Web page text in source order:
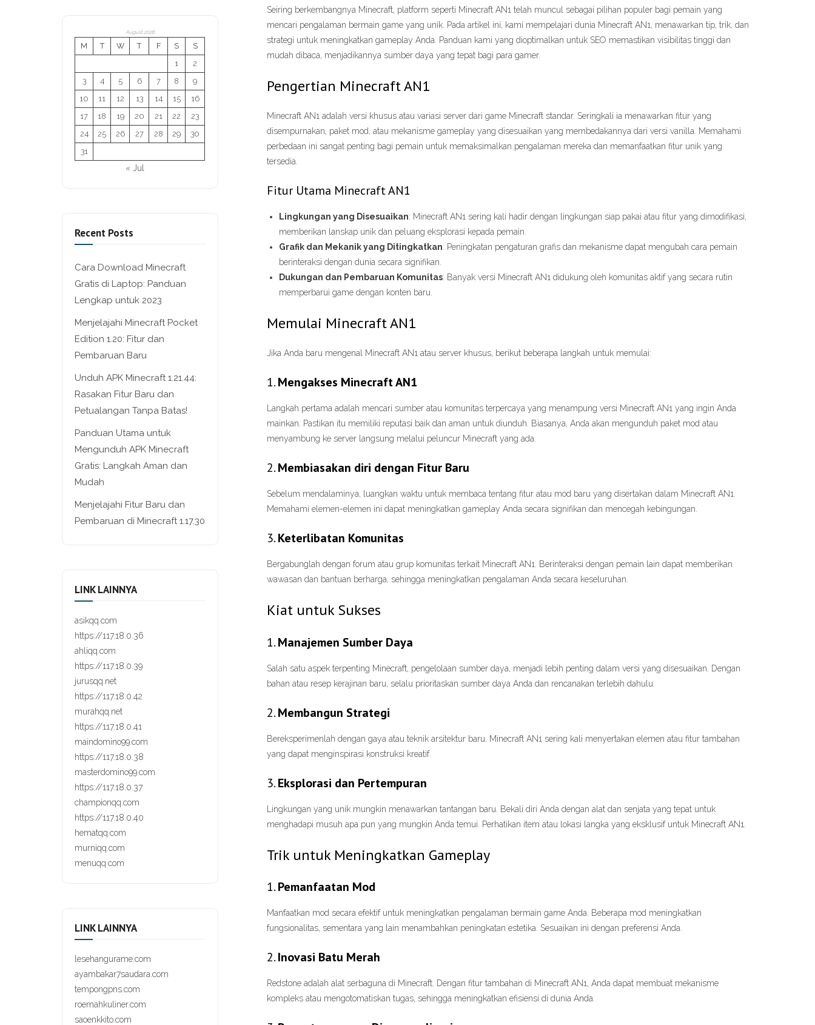
Seiring berkembangnya Minecraft, platform seperti Minecraft AN1 telah muncul sebagai pilihan populer bagi pemain yang
mencari pengalaman bermain game yang unik. Pada artikel ini, kami mempelajari dunia Minecraft AN1, menawarkan tip, trik, dan
strategi untuk meningkatkan gameplay Anda. Panduan kami yang dioptimalkan untuk SEO memastikan visibilitas tinggi dan
mudah dibaca, menjadikannya sumber daya yang tepat bagi para gamer.
Pengertian Minecraft AN1
Minecraft AN1 adalah versi khusus atau variasi server dari game Minecraft standar. Seringkali ia menawarkan fitur yang
disempurnakan, paket mod, atau mekanisme gameplay yang disesuaikan yang membedakannya dari versi vanilla. Memahami
perbedaan ini sangat penting bagi pemain untuk memaksimalkan pengalaman mereka dan memanfaatkan fitur unik yang
tersedia.
Fitur Utama Minecraft AN1
Lingkungan yang Disesuaikan: Minecraft AN1 sering kali hadir dengan lingkungan siap pakai atau fitur yang dimodifikasi,
memberikan lanskap unik dan peluang eksplorasi kepada pemain.
Grafik dan Mekanik yang Ditingkatkan: Peningkatan pengaturan grafis dan mekanisme dapat mengubah cara pemain
berinteraksi dengan dunia secara signifikan.
Dukungan dan Pembaruan Komunitas: Banyak versi Minecraft AN1 didukung oleh komunitas aktif yang secara rutin
memperbarui game dengan konten baru.
Memulai Minecraft AN1
Jika Anda baru mengenal Minecraft AN1 atau server khusus, berikut beberapa langkah untuk memulai:
1.Mengakses Minecraft AN1
Langkah pertama adalah mencari sumber atau komunitas terpercaya yang menampung versi Minecraft AN1 yang ingin Anda
mainkan. Pastikan itu memiliki reputasi baik dan aman untuk diunduh. Biasanya, Anda akan mengunduh paket mod atau
menyambung ke server langsung melalui peluncur Minecraft yang ada.
2.Membiasakan diri dengan Fitur Baru
Sebelum mendalaminya, luangkan waktu untuk membaca tentang fitur atau mod baru yang disertakan dalam Minecraft AN1.
Memahami elemen-elemen ini dapat meningkatkan gameplay Anda secara signifikan dan mencegah kebingungan.
3.Keterlibatan Komunitas
Bergabunglah dengan forum atau grup komunitas terkait Minecraft AN1. Berinteraksi dengan pemain lain dapat memberikan
wawasan dan bantuan berharga, sehingga meningkatkan pengalaman Anda secara keseluruhan.
Kiat untuk Sukses
1.Manajemen Sumber Daya
Salah satu aspek terpenting Minecraft, pengelolaan sumber daya, menjadi lebih penting dalam versi yang disesuaikan. Dengan
bahan atau resep kerajinan baru, selalu prioritaskan sumber daya Anda dan rencanakan terlebih dahulu.
2.Membangun Strategi
Bereksperimenlah dengan gaya atau teknik arsitektur baru. Minecraft AN1 sering kali menyertakan elemen atau fitur tambahan
yang dapat menginspirasi konstruksi kreatif.
3.Eksplorasi dan Pertempuran
Lingkungan yang unik mungkin menawarkan tantangan baru. Bekali diri Anda dengan alat dan senjata yang tepat untuk
menghadapi musuh apa pun yang mungkin Anda temui. Perhatikan item atau lokasi langka yang eksklusif untuk Minecraft AN1.
Trik untuk Meningkatkan Gameplay
1.Pemanfaatan Mod
Manfaatkan mod secara efektif untuk meningkatkan pengalaman bermain game Anda. Beberapa mod meningkatkan
fungsionalitas, sementara yang lain menambahkan peningkatan estetika. Sesuaikan ini dengan preferensi Anda.
2.Inovasi Batu Merah
Redstone adalah alat serbaguna di Minecraft. Dengan fitur tambahan di Minecraft AN1, Anda dapat membuat mekanisme
kompleks atau mengotomatiskan tugas, sehingga meningkatkan efisiensi di dunia Anda.
August 2026
M T W T F S
S
1
2
3
4 5 6 7 8
9
10
11 12 13 14 15
16
17
18 19 20 21 22
23
24
25 26 27 28 29
30
31
« Jul
Recent Posts
Cara Download Minecraft
Gratis di Laptop: Panduan
Lengkap untuk 2023
Menjelajahi Minecraft Pocket
Edition 1.20: Fitur dan
Pembaruan Baru
Unduh APK Minecraft 1.21.44:
Rasakan Fitur Baru dan
Petualangan Tanpa Batas!
Panduan Utama untuk
Mengunduh APK Minecraft
Gratis: Langkah Aman dan
Mudah
Menjelajahi Fitur Baru dan
Pembaruan di Minecraft 1.17.30
LINK LAINNYA
asikqq.com
https://117.18.0.36
ahliqq.com
https://117.18.0.39
jurusqq.net
https://117.18.0.42
murahqq.net
https://117.18.0.41
maindomino99.com
https://117.18.0.38
masterdomino99.com
https://117.18.0.37
championqq.com
https://117.18.0.40
hematqq.com
murniqq.com
menuqq.com
LINK LAINNYA
lesehangurame.com
ayambakar7saudara.com
tempongpns.com
roemahkuliner.com
saoenkkito.com